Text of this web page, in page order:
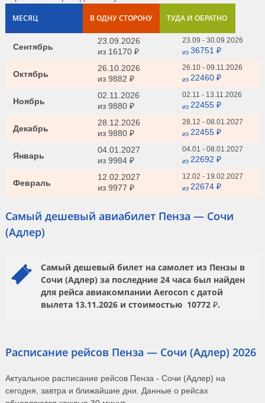
МЕСЯЦ В ОДНУ СТОРОНУ ТУДА И ОБРАТНО
Сентябрь
23.09.2026
из 16170 ₽
23.09 - 30.09.2026
из 36751 ₽
Октябрь
26.10.2026
из 9882 ₽
26.10 - 09.11.2026
из 22460 ₽
Ноябрь
02.11.2026
из 9880 ₽
02.11 - 13.11.2026
из 22455 ₽
Декабрь
28.12.2026
из 9880 ₽
28.12 - 08.01.2027
из 22455 ₽
Январь
04.01.2027
из 9984 ₽
04.01 - 08.01.2027
из 22692 ₽
Февраль
12.02.2027
из 9977 ₽
12.02 - 19.02.2027
из 22674 ₽
Самый дешевый авиабилет Пенза — Сочи
(Адлер)
Самый дешевый билет на самолет из Пензы в
Сочи (Адлер) за последние 24 часа был найден
для рейса авиакомпании Aerocon с датой
вылета 13.11.2026 и стоимостью 10772 ₽.
Расписание рейсов Пенза — Сочи (Адлер) 2026
Актуальное расписание рейсов Пенза - Сочи (Адлер) на
сегодня, завтра и ближайшие дни. Данные о рейсах